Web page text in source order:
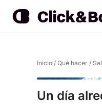
Inicio / Qué hacer /
Un día